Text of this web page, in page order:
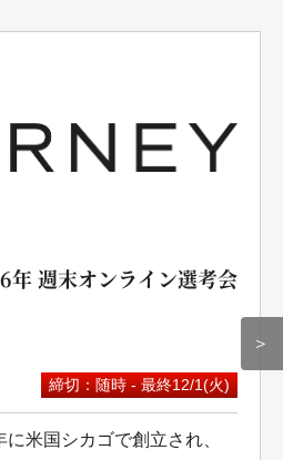
週末オンライン選考会
締切：随時 - 最終12/1(火)
米国シカゴで創立され、
＞